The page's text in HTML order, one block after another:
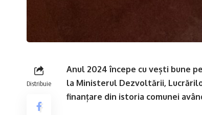
Distribuie
Anul 2024 începe cu vești bune
la Ministerul Dezvoltării,
finanțare din istoria comunei